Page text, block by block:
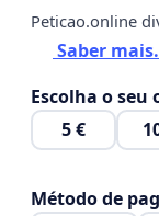
Vamos
garanta
Peticao.online
Saber
Escolha o seu
5 €
Método de